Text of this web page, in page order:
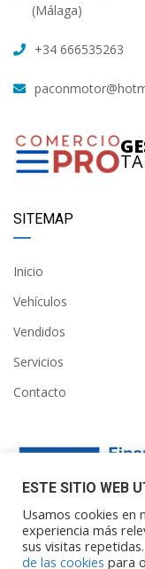
(Málaga)
+34 666535263
SITEMAP
Inicio
Vehículos
Vendidos
Servicios
Contacto
Financiado por la
ESTE SITIO WEB
Usamos cookies en
experiencia más
sus visitas
de las cookies para